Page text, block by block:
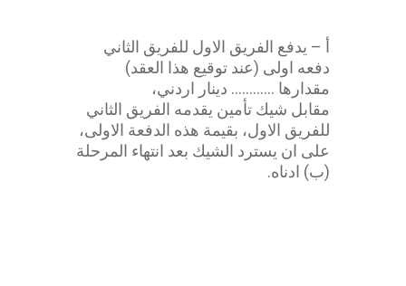
أ – يدفع الفريق الاول للفريق الثاني
دفعه اولى (عند توقيع هذا العقد)
مقدارها ………… دينار اردني،
مقابل شيك تأمين يقدمه الفريق الثاني
للفريق الاول، بقيمة هذه الدفعة الاولى،
على ان يسترد الشيك بعد انتهاء المرحلة
(ب) ادناه.